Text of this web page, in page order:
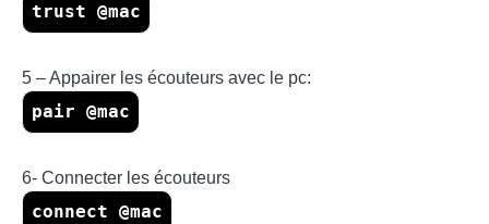
trust @mac
5 – Appairer les écouteurs avec le pc:
pair @mac
6- Connecter les écouteurs
connect @mac